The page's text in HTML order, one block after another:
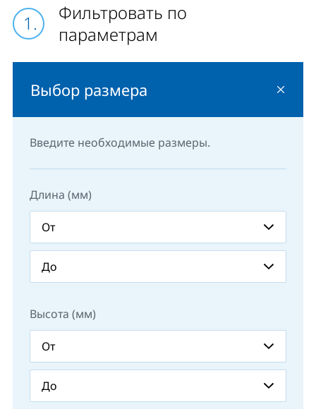
Фильтровать по
параметрам
Выбор размера
Введите необходимые размеры.
Длина (мм)
Высота (мм)